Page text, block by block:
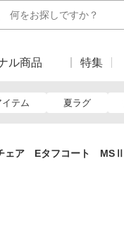
ル商品 特集
イテム 夏ラグ
ェア Eタフコート MSⅡ